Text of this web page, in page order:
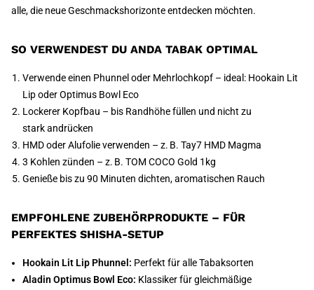
alle, die neue Geschmackshorizonte entdecken möchten.
SO VERWENDEST DU ANDA TABAK OPTIMAL
Verwende einen Phunnel oder Mehrlochkopf – ideal: Hookain Lit
Lip oder Optimus Bowl Eco
Lockerer Kopfbau – bis Randhöhe füllen und nicht zu
stark andrücken
HMD oder Alufolie verwenden – z. B. Tay7 HMD Magma
3 Kohlen zünden – z. B. TOM COCO Gold 1kg
Genieße bis zu 90 Minuten dichten, aromatischen Rauch
EMPFOHLENE ZUBEHÖRPRODUKTE – FÜR
PERFEKTES SHISHA-SETUP
Hookain Lit Lip Phunnel: Perfekt für alle Tabaksorten
Aladin Optimus Bowl Eco: Klassiker für gleichmäßige